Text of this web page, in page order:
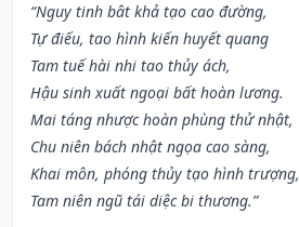
“Nguy tinh bât khả tạo cao đường,
Tự điếu, tao hình kiến huyết quang
Tam tuế hài nhi tao thủy ách,
Hậu sinh xuất ngoại bất hoàn lương.
Mai táng nhược hoàn phùng thử nhật,
Chu niên bách nhật ngọa cao sàng,
Khai môn, phóng thủy tạo hình trượng,
Tam niên ngũ tái diệc bi thương.”